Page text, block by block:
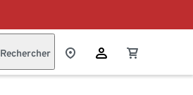
Rechercher